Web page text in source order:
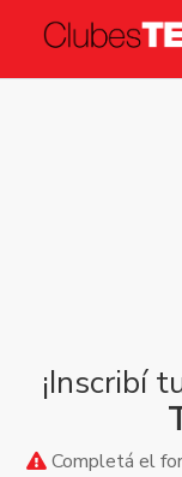
¡Inscribí
Completá el